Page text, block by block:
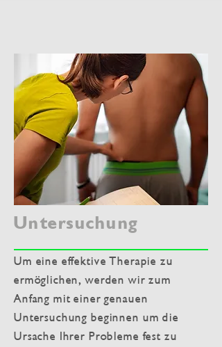
Untersuchung
Um eine effektive Therapie zu
ermöglichen, werden wir zum
Anfang mit einer genauen
Untersuchung beginnen um die
Ursache Ihrer Probleme fest zu